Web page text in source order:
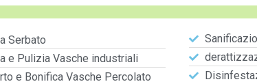
Serbato
e Pulizia Vasche industriali
e Bonifica Vasche Percolato